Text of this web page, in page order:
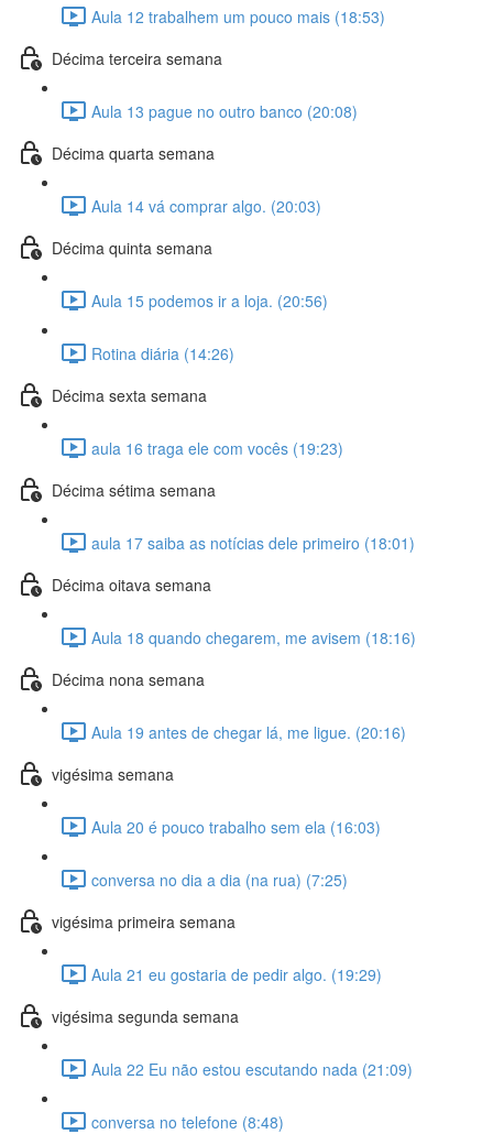
Aula 12 trabalhem um pouco mais (18:53)
Décima terceira semana
Aula 13 pague no outro banco (20:08)
Décima quarta semana
Aula 14 vá comprar algo. (20:03)
Décima quinta semana
Aula 15 podemos ir a loja. (20:56)
Rotina diária (14:26)
Décima sexta semana
aula 16 traga ele com vocês (19:23)
Décima sétima semana
aula 17 saiba as notícias dele primeiro (18:01)
Décima oitava semana
Aula 18 quando chegarem, me avisem (18:16)
Décima nona semana
Aula 19 antes de chegar lá, me ligue. (20:16)
vigésima semana
Aula 20 é pouco trabalho sem ela (16:03)
conversa no dia a dia (na rua) (7:25)
vigésima primeira semana
Aula 21 eu gostaria de pedir algo. (19:29)
vigésima segunda semana
Aula 22 Eu não estou escutando nada (21:09)
conversa no telefone (8:48)